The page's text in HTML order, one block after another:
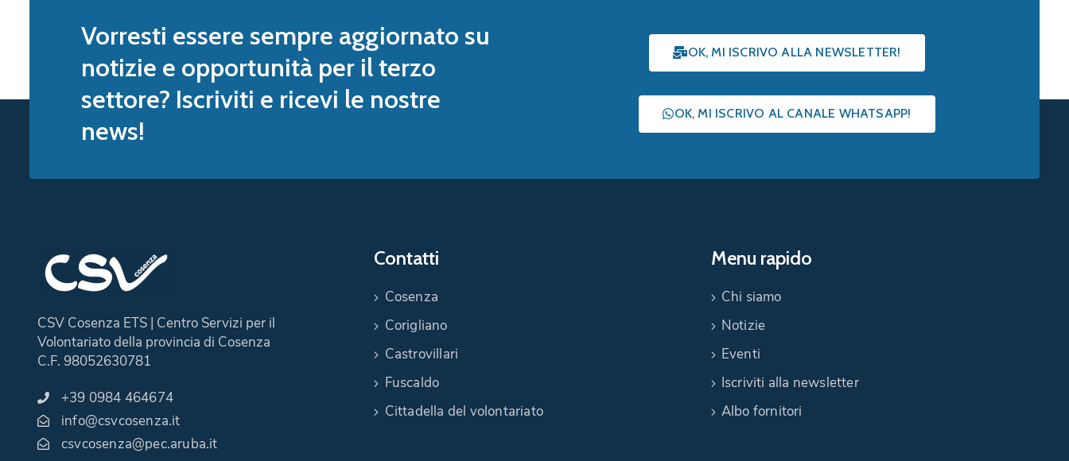
Vorresti essere sempre aggiornato su
notizie e opportunità per il terzo
settore? Iscriviti e ricevi le nostre
news!
OK, MI ISCRIVO ALLA NEWSLETTER!
OK, MI ISCRIVO AL CANALE WHATSAPP!
CSV Cosenza ETS | Centro Servizi per il
Volontariato della provincia di Cosenza
C.F. 98052630781
+39 0984 464674
info@csvcosenza.it
csvcosenza@pec.aruba.it
Contatti
Cosenza
Corigliano
Castrovillari
Fuscaldo
Cittadella del volontariato
Menu rapido
Chi siamo
Notizie
Eventi
Iscriviti alla newsletter
Albo fornitori